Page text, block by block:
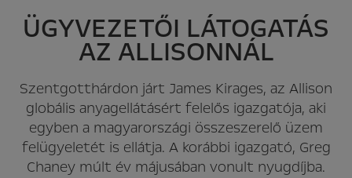
ÜGYVEZETŐI LÁTOGATÁS
AZ ALLISONNÁL
Szentgotthárdon járt James Kirages, az Allison
globális anyagellátásért felelős igazgatója, aki
egyben a magyarországi összeszerelő üzem
felügyeletét is ellátja. A korábbi igazgató, Greg
Chaney múlt év májusában vonult nyugdíjba.